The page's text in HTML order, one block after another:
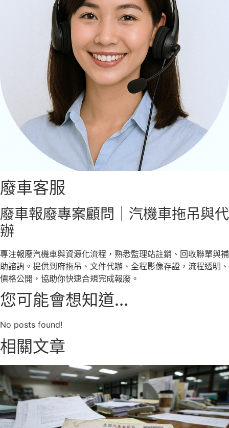
廢車客服
廢車報廢專案顧問｜汽機車拖吊與代
辦
專注報廢汽機車與資源化流程，熟悉監理站註銷、回收聯單與補
助諮詢。提供到府拖吊、文件代辦、全程影像存證，流程透明、
價格公開，協助你快速合規完成報廢。
您可能會想知道...
No posts found!
相關文章